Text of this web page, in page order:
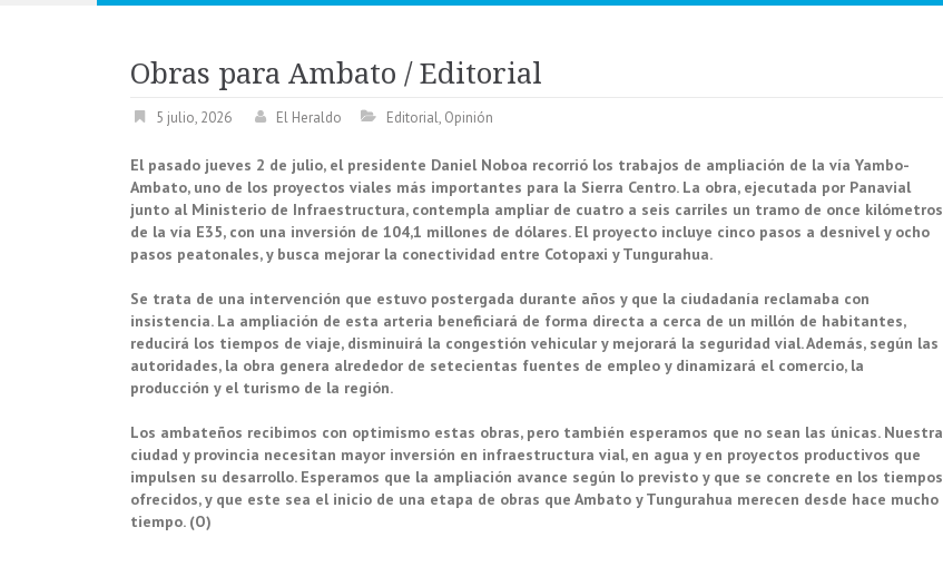
Obras para Ambato / Editorial
5 julio, 2026 El Heraldo Editorial, Opinión
El pasado jueves 2 de julio, el presidente Daniel Noboa recorrió los trabajos de ampliación de la vía Yambo-
Ambato, uno de los proyectos viales más importantes para la Sierra Centro. La obra, ejecutada por Panavial
junto al Ministerio de Infraestructura, contempla ampliar de cuatro a seis carriles un tramo de once kilómetros
de la vía E35, con una inversión de 104,1 millones de dólares. El proyecto incluye cinco pasos a desnivel y ocho
pasos peatonales, y busca mejorar la conectividad entre Cotopaxi y Tungurahua.
Se trata de una intervención que estuvo postergada durante años y que la ciudadanía reclamaba con
insistencia. La ampliación de esta arteria beneficiará de forma directa a cerca de un millón de habitantes,
reducirá los tiempos de viaje, disminuirá la congestión vehicular y mejorará la seguridad vial. Además, según las
autoridades, la obra genera alrededor de setecientas fuentes de empleo y dinamizará el comercio, la
producción y el turismo de la región.
Los ambateños recibimos con optimismo estas obras, pero también esperamos que no sean las únicas. Nuestra
ciudad y provincia necesitan mayor inversión en infraestructura vial, en agua y en proyectos productivos que
impulsen su desarrollo. Esperamos que la ampliación avance según lo previsto y que se concrete en los tiempos
ofrecidos, y que este sea el inicio de una etapa de obras que Ambato y Tungurahua merecen desde hace mucho
tiempo. (O)